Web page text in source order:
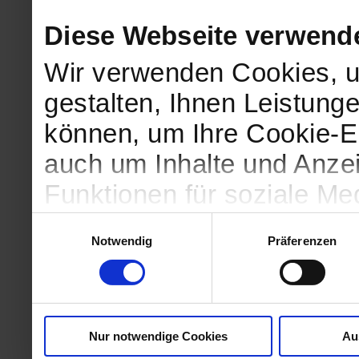
Diese Webseite
Wir verwenden Cookies,
gestalten, Ihnen
können, um Ihre Cookie-
auch um Inhalte und
Funktionen für soziale
geben wir Informationen
Website an unsere
und Analysen weiter, die
kein angemessenes
Notwendig
Präferenzen
Nur notwendige Cookies